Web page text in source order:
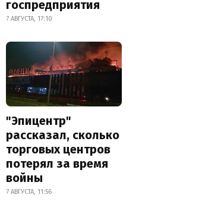
госпредприятия
7 АВГУСТА, 17:10
"Эпицентр"
рассказал, сколько
торговых центров
потерял за время
войны
7 АВГУСТА, 11:56